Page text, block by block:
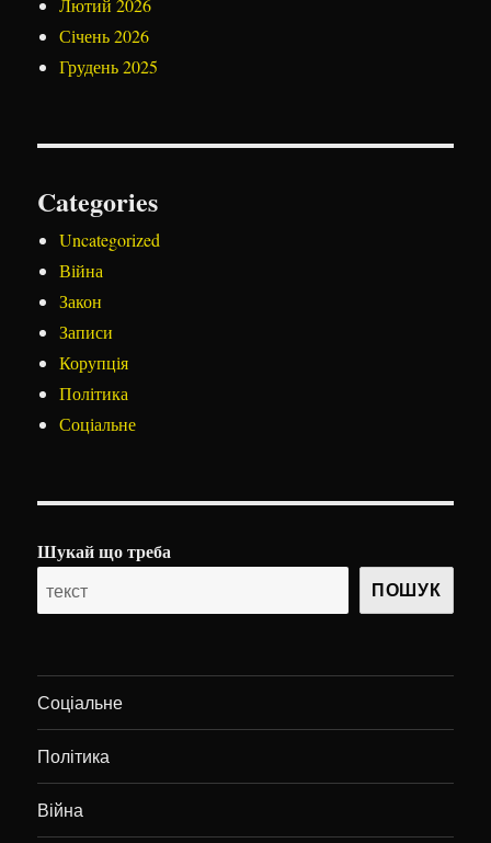
Лютий 2026
Січень 2026
Грудень 2025
Categories
Uncategorized
Війна
Закон
Записи
Корупція
Політика
Соціальне
Шукай що треба
ПОШУК
Соціальне
Політика
Війна